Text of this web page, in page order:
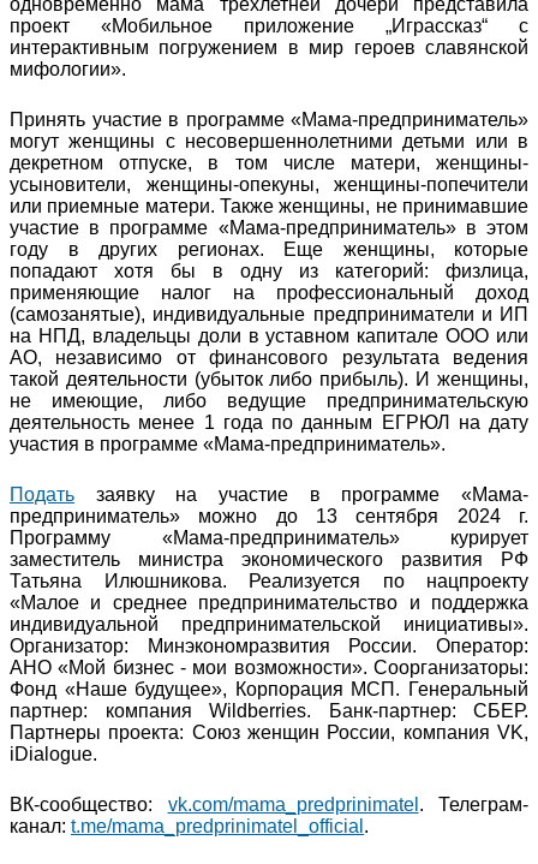
проект «Мобильное приложение „Играссказ“ с
интерактивным погружением в мир героев славянской
мифологии».
Принять участие в программе «Мама-предприниматель»
могут женщины с несовершеннолетними детьми или в
декретном отпуске, в том числе матери, женщины-
усыновители, женщины-опекуны, женщины-попечители
или приемные матери. Также женщины, не принимавшие
участие в программе «Мама-предприниматель» в этом
году в других регионах. Еще женщины, которые
попадают хотя бы в одну из категорий: физлица,
применяющие налог на профессиональный доход
(самозанятые), индивидуальные предприниматели и ИП
на НПД, владельцы доли в уставном капитале ООО или
АО, независимо от финансового результата ведения
такой деятельности (убыток либо прибыль). И женщины,
не имеющие, либо ведущие предпринимательскую
деятельность менее 1 года по данным ЕГРЮЛ на дату
участия в программе «Мама-предприниматель».
Подать заявку на участие в программе «Мама-
предприниматель» можно до 13 сентября 2024 г.
Программу «Мама-предприниматель» курирует
заместитель министра экономического развития РФ
Татьяна Илюшникова. Реализуется по нацпроекту
«Малое и среднее предпринимательство и поддержка
индивидуальной предпринимательской инициативы».
Организатор: Минэкономразвития России. Оператор:
АНО «Мой бизнес - мои возможности». Соорганизаторы:
Фонд «Наше будущее», Корпорация МСП. Генеральный
партнер: компания Wildberries. Банк-партнер: СБЕР.
Партнеры проекта: Союз женщин России, компания VK,
iDialogue.
ВК-сообщество: vk.com/mama_predprinimatel . Телеграм-
канал: t.me/mama_predprinimatel_official .